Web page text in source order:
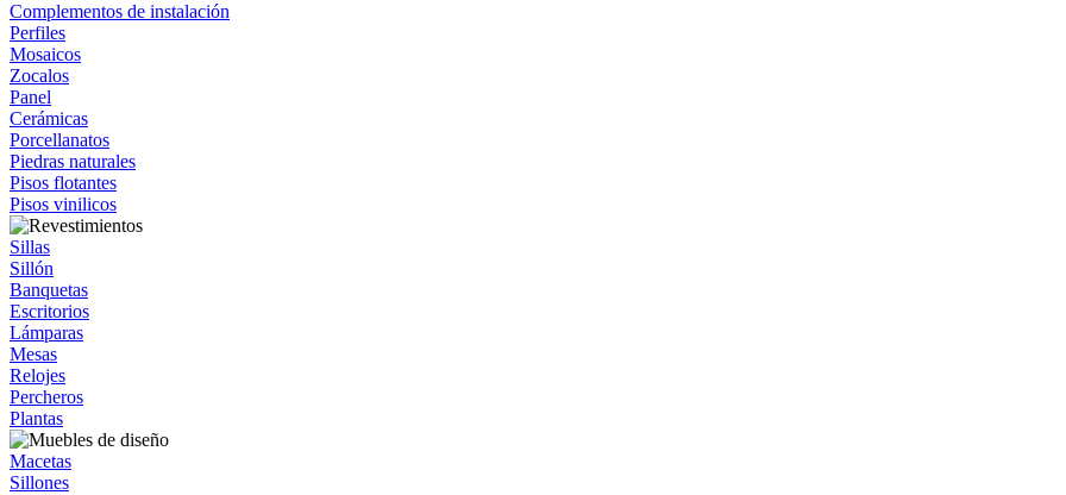
Complementos de instalación
Perfiles
Mosaicos
Zocalos
Panel
Cerámicas
Porcellanatos
Piedras naturales
Pisos flotantes
Pisos vinilicos
Sillas
Sillón
Banquetas
Escritorios
Lámparas
Mesas
Relojes
Percheros
Plantas
Macetas
Sillones